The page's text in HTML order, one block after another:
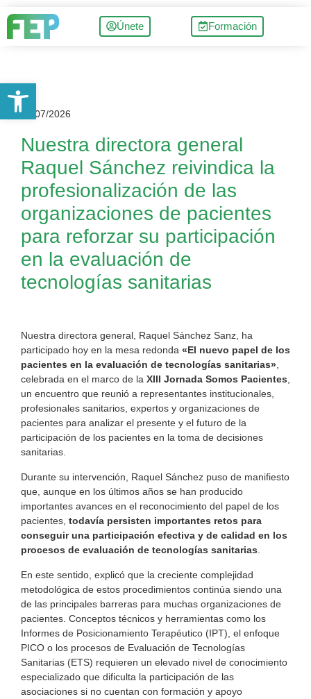
Únete Formación
08/07/2026
Nuestra directora general
Raquel Sánchez reivindica la
profesionalización de las
organizaciones de pacientes
para reforzar su participación
en la evaluación de
tecnologías sanitarias
Nuestra directora general, Raquel Sánchez Sanz, ha
participado hoy en la mesa redonda «El nuevo papel de los
pacientes en la evaluación de tecnologías sanitarias»
celebrada en el marco de la XIII Jornada Somos Pacientes
un encuentro que reunió a representantes institucionales,
profesionales sanitarios, expertos y organizaciones de
pacientes para analizar el presente y el futuro de la
participación de los pacientes en la toma de decisiones
sanitarias.
Durante su intervención, Raquel Sánchez puso de manifiesto
que, aunque en los últimos años se han producido
importantes avances en el reconocimiento del papel de los
pacientes, todavía persisten importantes retos para
conseguir una participación efectiva y de calidad en los
procesos de evaluación de tecnologías sanitarias
En este sentido, explicó que la creciente complejidad
metodológica de estos procedimientos continúa siendo una
de las principales barreras para muchas organizaciones de
pacientes. Conceptos técnicos y herramientas como los
Informes de Posicionamiento Terapéutico (IPT), el enfoque
PICO o los procesos de Evaluación de Tecnologías
Sanitarias (ETS) requieren un elevado nivel de conocimiento
especializado que dificulta la participación de las
asociaciones si no cuentan con formación y apoyo
Abrir barra de herramientas